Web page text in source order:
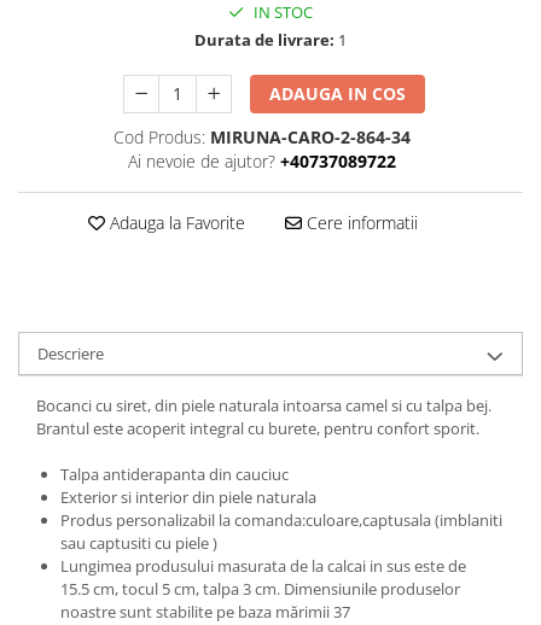
IN STOC
Durata de livrare: 1
ADAUGA IN COS
Cod Produs: MIRUNA-CARO-2-864-34
Ai nevoie de ajutor? +40737089722
Adauga la Favorite Cere informatii
Descriere
Bocanci cu siret, din piele naturala intoarsa camel si cu talpa bej.
Brantul este acoperit integral cu burete, pentru confort sporit.
Talpa antiderapanta din cauciuc
Exterior si interior din piele naturala
Produs personalizabil la comanda:culoare,captusala (imblaniti
sau captusiti cu piele )
Lungimea produsului masurata de la calcai in sus este de
15.5 cm, tocul 5 cm, talpa 3 cm. Dimensiunile produselor
noastre sunt stabilite pe baza mărimii 37